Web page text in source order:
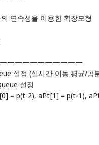
연속성을 이용한 확장모형
정 (실시간 이동 평균/공
설정
= p(t-2), aPt[1] = p(t-1),